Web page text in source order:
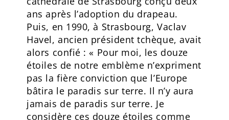
ans après l’adoption du drapeau.
Puis, en 1990, à Strasbourg, Vaclav
Havel, ancien président tchèque, avait
alors confié : « Pour moi, les douze
étoiles de notre emblème n’expriment
pas la fière conviction que l’Europe
bâtira le paradis sur terre. Il n’y aura
jamais de paradis sur terre. Je
considère ces douze étoiles comme